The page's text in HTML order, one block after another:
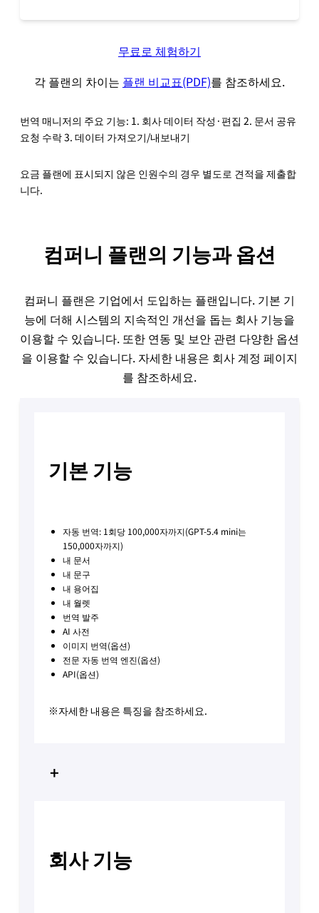
무료로 체험하기
각 플랜의 차이는 플랜 비교표(PDF)를 참조하세요.
번역 매니저의 주요 기능: 1. 회사 데이터 작성·편집 2. 문서 공유
요청 수락 3. 데이터 가져오기/내보내기
요금 플랜에 표시되지 않은 인원수의 경우 별도로 견적을 제출합
니다.
컴퍼니 플랜의 기능과 옵션
컴퍼니 플랜은 기업에서 도입하는 플랜입니다. 기본 기
능에 더해 시스템의 지속적인 개선을 돕는 회사 기능을
이용할 수 있습니다. 또한 연동 및 보안 관련 다양한 옵션
을 이용할 수 있습니다. 자세한 내용은 회사 계정 페이지
를 참조하세요.
기본 기능
자동 번역: 1회당 100,000자까지(GPT-5.4 mini는
150,000자까지)
내 문서
내 문구
내 용어집
내 월렛
번역 발주
AI 사전
이미지 번역(옵션)
전문 자동 번역 엔진(옵션)
API(옵션)
※자세한 내용은 특징을 참조하세요.
+
회사 기능